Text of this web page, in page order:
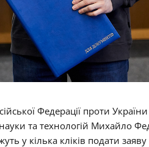
Федерації проти
науки та технологій Михайло
у кілька кліків подати